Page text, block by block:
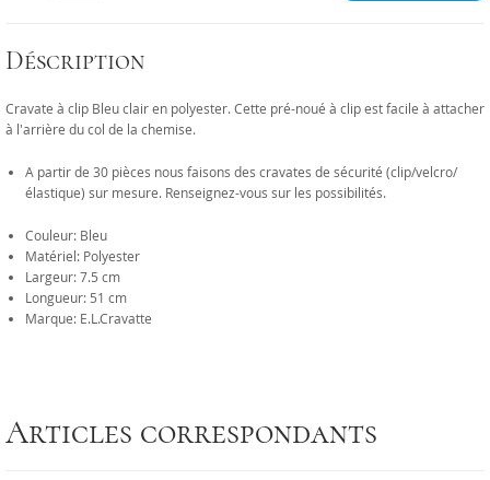
Déscription
Cravate à clip Bleu clair en polyester. Cette pré-noué à clip est facile à attacher
à l'arrière du col de la chemise.
A partir de 30 pièces nous faisons des cravates de sécurité (clip/velcro/
élastique) sur mesure. Renseignez-vous sur les possibilités.
Couleur: Bleu
Matériel: Polyester
Largeur: 7.5 cm
Longueur: 51 cm
Marque: E.L.Cravatte
Articles correspondants